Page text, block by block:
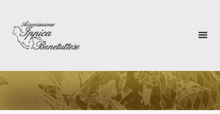
LA PENTOLACCIA
GALLERY
MULTIMEDIA